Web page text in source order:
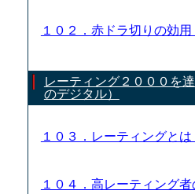
１０２．赤ドラ切りの効
レーティング２０００を
のデジタル）
１０３．レーティングと
１０４．高レーティング